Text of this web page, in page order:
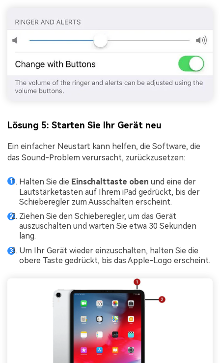
Lösung 5: Starten Sie Ihr Gerät neu
Ein einfacher Neustart kann helfen, die Software, die
das Sound-Problem verursacht, zurückzusetzen:
Halten Sie die Einschalttaste oben und eine der
Lautstärketasten auf Ihrem iPad gedrückt, bis der
Schieberegler zum Ausschalten erscheint.
Ziehen Sie den Schieberegler, um das Gerät
auszuschalten und warten Sie etwa 30 Sekunden
lang.
Um Ihr Gerät wieder einzuschalten, halten Sie die
obere Taste gedrückt, bis das Apple-Logo erscheint.